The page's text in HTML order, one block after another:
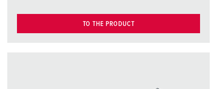
TO THE PRODUCT